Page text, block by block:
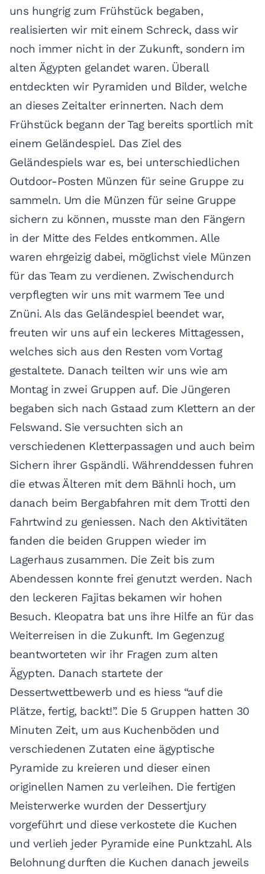
uns hungrig zum Frühstück begaben,
realisierten wir mit einem Schreck, dass wir
noch immer nicht in der Zukunft, sondern im
alten Ägypten gelandet waren. Überall
entdeckten wir Pyramiden und Bilder, welche
an dieses Zeitalter erinnerten. Nach dem
Frühstück begann der Tag bereits sportlich mit
einem Geländespiel. Das Ziel des
Geländespiels war es, bei unterschiedlichen
Outdoor-Posten Münzen für seine Gruppe zu
sammeln. Um die Münzen für seine Gruppe
sichern zu können, musste man den Fängern
in der Mitte des Feldes entkommen. Alle
waren ehrgeizig dabei, möglichst viele Münzen
für das Team zu verdienen. Zwischendurch
verpflegten wir uns mit warmem Tee und
Znüni. Als das Geländespiel beendet war,
freuten wir uns auf ein leckeres Mittagessen,
welches sich aus den Resten vom Vortag
gestaltete. Danach teilten wir uns wie am
Montag in zwei Gruppen auf. Die Jüngeren
begaben sich nach Gstaad zum Klettern an der
Felswand. Sie versuchten sich an
verschiedenen Kletterpassagen und auch beim
Sichern ihrer Gspändli. Währenddessen fuhren
die etwas Älteren mit dem Bähnli hoch, um
danach beim Bergabfahren mit dem Trotti den
Fahrtwind zu geniessen. Nach den Aktivitäten
fanden die beiden Gruppen wieder im
Lagerhaus zusammen. Die Zeit bis zum
Abendessen konnte frei genutzt werden. Nach
den leckeren Fajitas bekamen wir hohen
Besuch. Kleopatra bat uns ihre Hilfe an für das
Weiterreisen in die Zukunft. Im Gegenzug
beantworteten wir ihr Fragen zum alten
Ägypten. Danach startete der
Dessertwettbewerb und es hiess “auf die
Plätze, fertig, backt!”. Die 5 Gruppen hatten 30
Minuten Zeit, um aus Kuchenböden und
verschiedenen Zutaten eine ägyptische
Pyramide zu kreieren und dieser einen
originellen Namen zu verleihen. Die fertigen
Meisterwerke wurden der Dessertjury
vorgeführt und diese verkostete die Kuchen
und verlieh jeder Pyramide eine Punktzahl. Als
Belohnung durften die Kuchen danach jeweils